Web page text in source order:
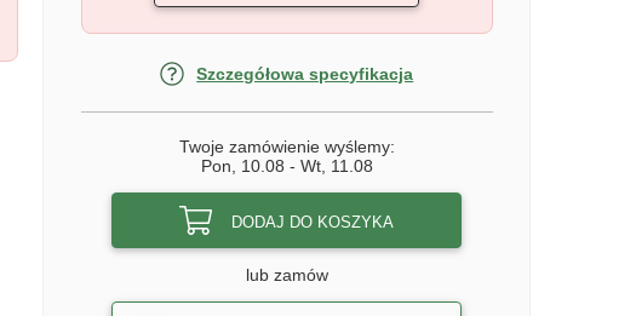
Szczegółowa specyfikacja
Twoje zamówienie wyślemy:
Pon, 10.08 - Wt, 11.08
DODAJ DO KOSZYKA
lub zamów